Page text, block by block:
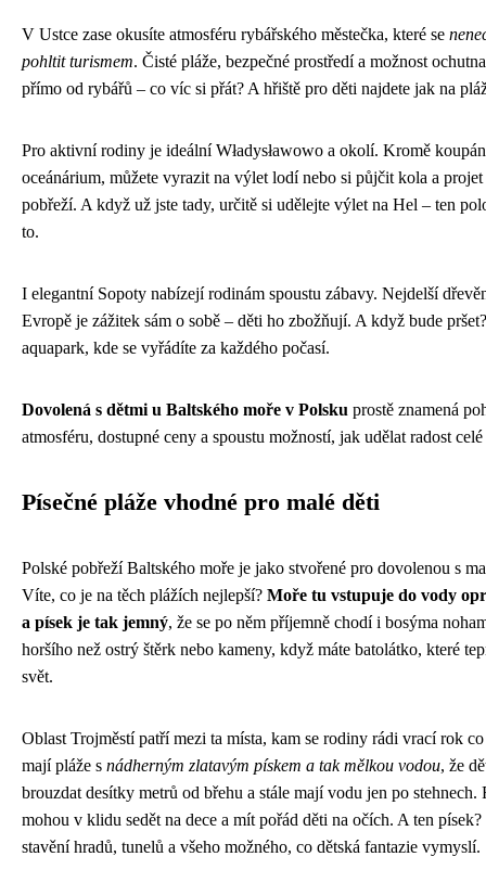
V Ustce zase okusíte atmosféru rybářského městečka, které se
pohltit turismem. Čisté pláže, bezpečné prostředí a možnost
přímo od rybářů – co víc si přát? A hřiště pro děti najdete jak na
Pro aktivní rodiny je ideální Władysławowo a okolí. Kromě
oceánárium, můžete vyrazit na výlet lodí nebo si půjčit kola a projet
pobřeží. A když už jste tady, určitě si udělejte výlet na Hel – ten
to.
I elegantní Sopoty nabízejí rodinám spoustu zábavy. Nejdelší
Evropě je zážitek sám o sobě – děti ho zbožňují. A když bude
aquapark, kde se vyřádíte za každého počasí.
Dovolená s dětmi u Baltského moře v Polsku prostě znamená
atmosféru, dostupné ceny a spoustu možností, jak udělat radost
Písečné pláže vhodné pro malé děti
Polské pobřeží Baltského moře je jako stvořené pro dovolenou s
Víte, co je na těch plážích nejlepší? Moře tu vstupuje do vody
a písek je tak jemný, že se po něm příjemně chodí i bosýma
horšího než ostrý štěrk nebo kameny, když máte batolátko, které
svět.
Oblast Trojměstí patří mezi ta místa, kam se rodiny rádi vrací rok
mají pláže s nádherným zlatavým pískem a tak mělkou vodou, že
brouzdat desítky metrů od břehu a stále mají vodu jen po stehnech.
mohou v klidu sedět na dece a mít pořád děti na očích. A ten
stavění hradů, tunelů a všeho možného, co dětská fantazie vymyslí.